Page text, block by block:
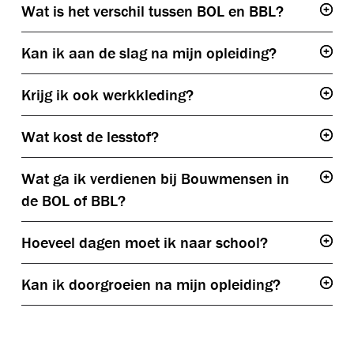
Wat is het verschil tussen BOL en BBL?
BBL
Kan ik aan de slag na mijn opleiding?
Krijg ik ook werkkleding?
Wat kost de lesstof?
Wat ga ik verdienen bij Bouwmensen in
de BOL of BBL?
Hoeveel dagen moet ik naar school?
Kan ik doorgroeien na mijn opleiding?